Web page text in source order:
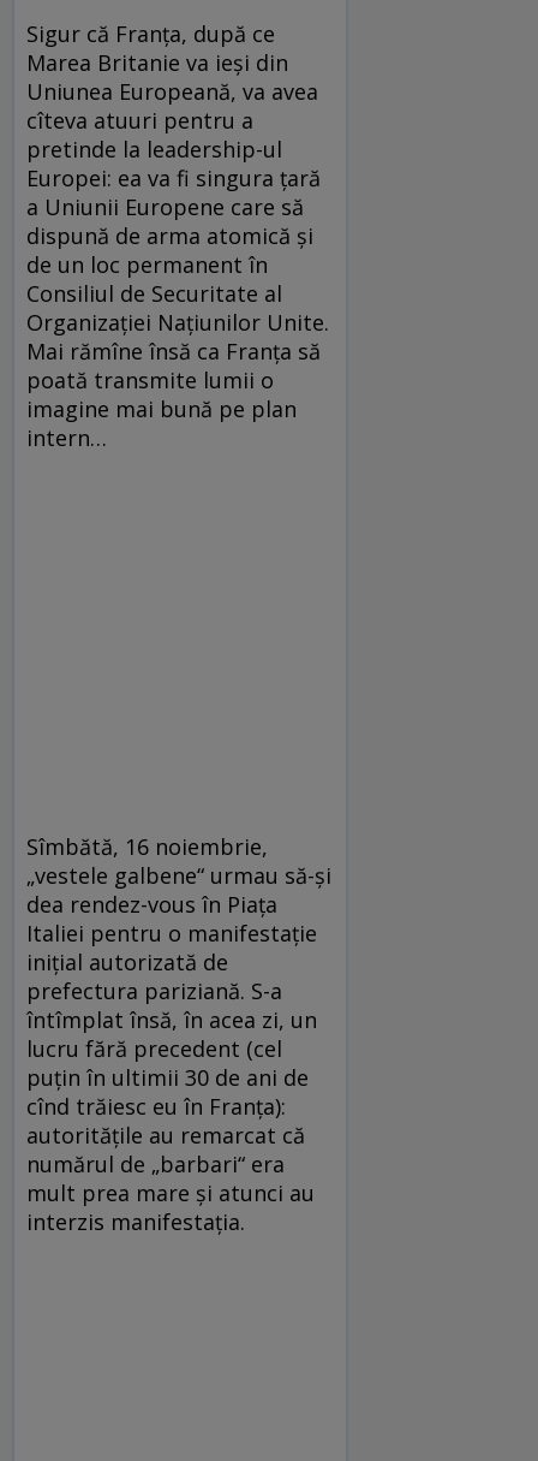
Sigur că Franţa, după ce
Marea Britanie va ieşi din
Uniunea Europeană, va avea
cîteva atuuri pentru a
pretinde la leadership-ul
Europei: ea va fi singura ţară
a Uniunii Europene care să
dispună de arma atomică şi
de un loc permanent în
Consiliul de Securitate al
Organizaţiei Naţiunilor Unite.
Mai rămîne însă ca Franţa să
poată transmite lumii o
imagine mai bună pe plan
intern…
Sîmbătă, 16 noiembrie,
„vestele galbene“ urmau să-şi
dea rendez-vous în Piaţa
Italiei pentru o manifestaţie
iniţial autorizată de
prefectura pariziană. S-a
întîmplat însă, în acea zi, un
lucru fără precedent (cel
puţin în ultimii 30 de ani de
cînd trăiesc eu în Franţa):
autorităţile au remarcat că
numărul de „barbari“ era
mult prea mare şi atunci au
interzis manifestaţia.